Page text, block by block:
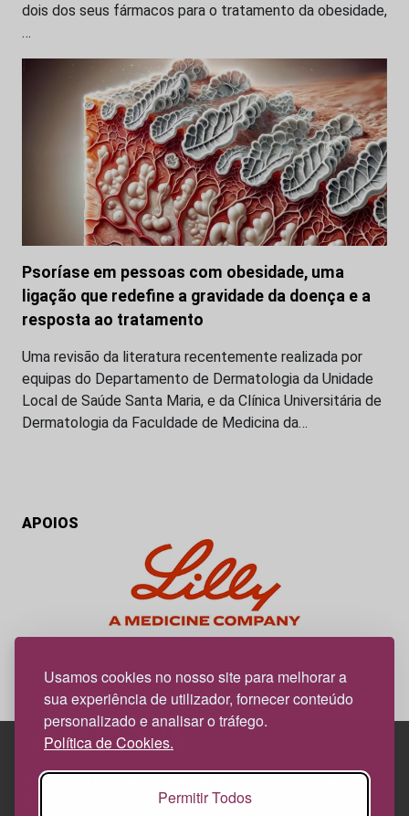
Usamos cookies no nosso site para melhorar a
sua experiência de utilizador, fornecer conteúdo
personalizado e analisar o tráfego.
Política de Cookies.
Permitir Todos
dois dos seus fármacos para o tratamento da obesidade,
…
Psoríase em pessoas com obesidade, uma
ligação que redefine a gravidade da doença e a
resposta ao tratamento
Uma revisão da literatura recentemente realizada por
equipas do Departamento de Dermatologia da Unidade
Local de Saúde Santa Maria, e da Clínica Universitária de
Dermatologia da Faculdade de Medicina da…
APOIOS
News Farma, possível com o apoio da Lilly.
Edif. Lisboa Oriente | Av. Infante D. Henrique, n.º 333H, esc.